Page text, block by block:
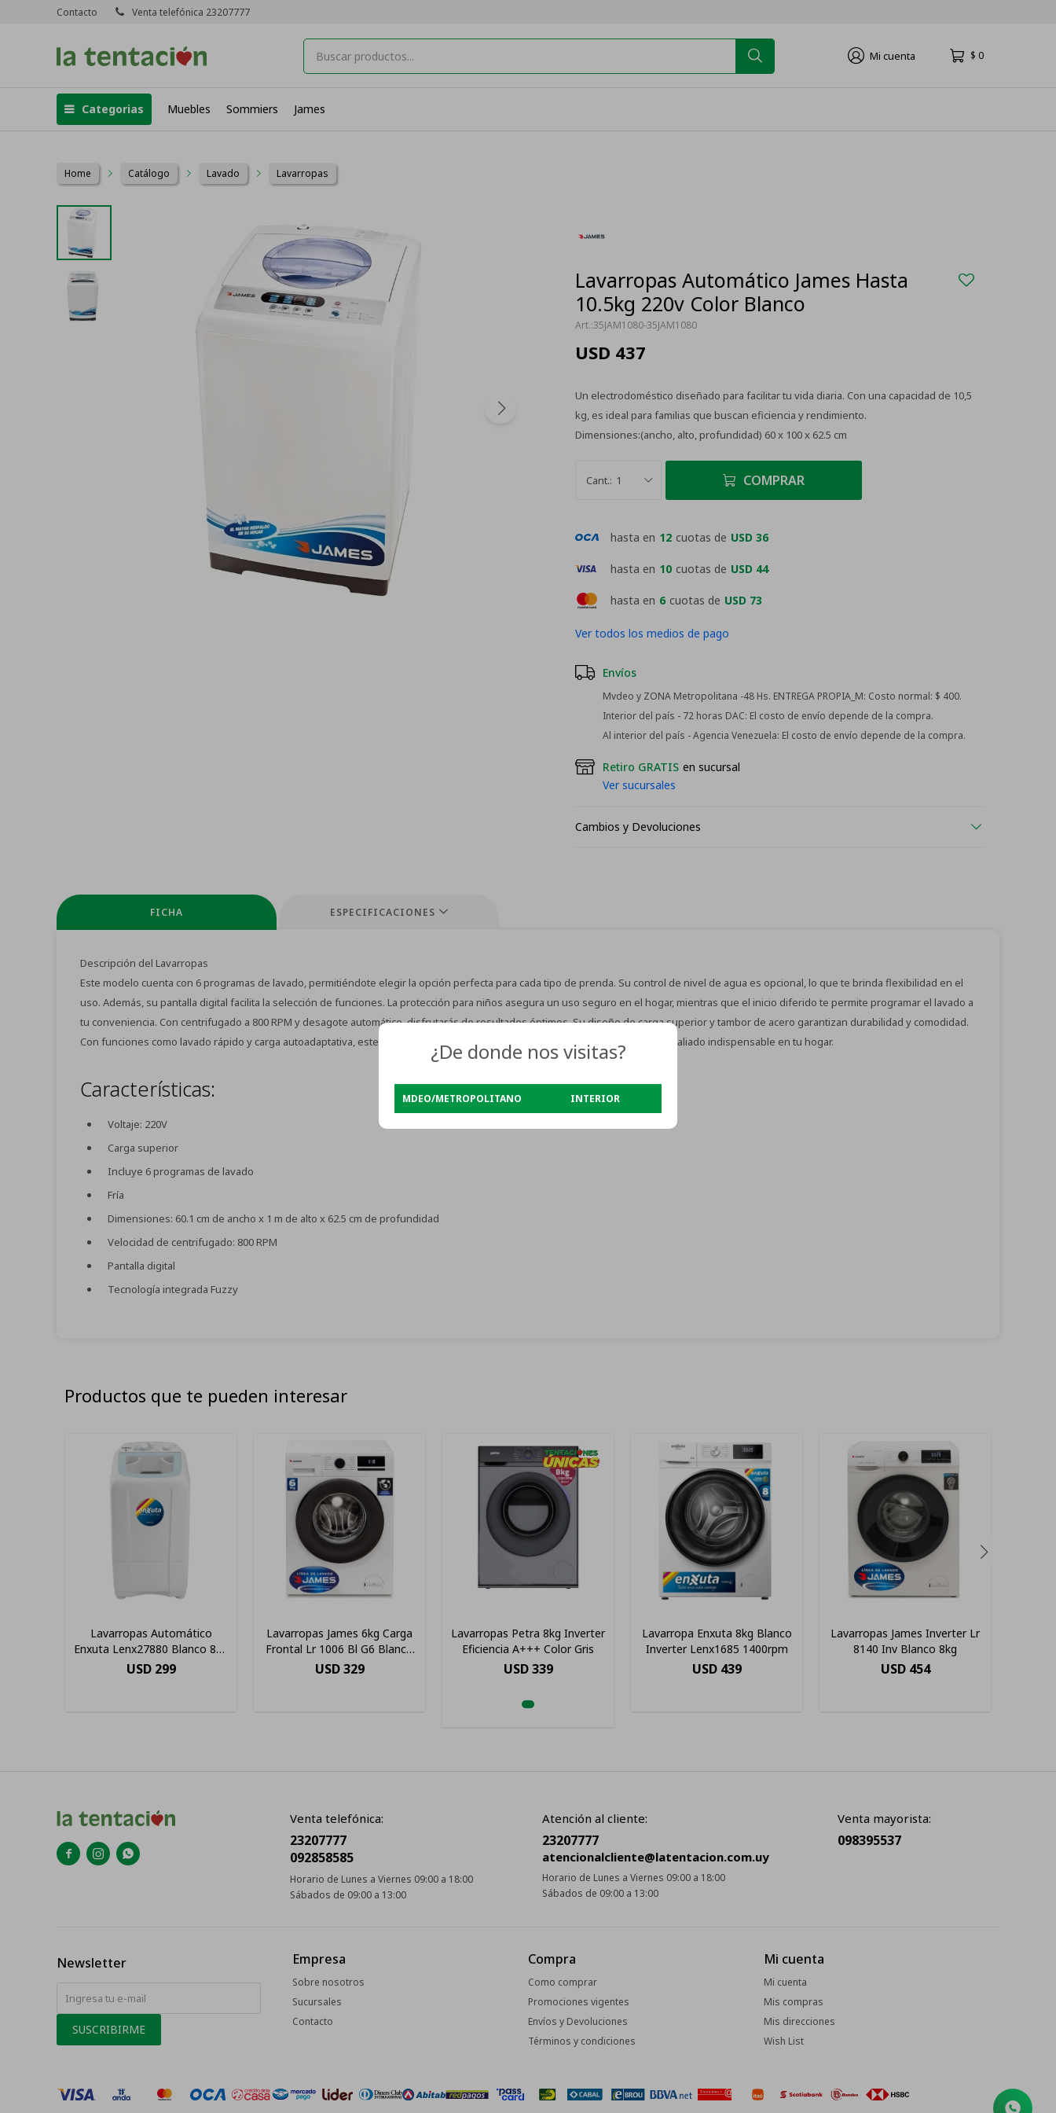
Categorias Muebles Sommiers James
$ 0
Contacto Venta telefónica 23207777
Home Catálogo Lavado Lavarropas
Lavarropas Automático James Hasta
10.5kg 220v Color Blanco
35JAM1080-35JAM1080
USD 437
Un electrodoméstico diseñado para facilitar tu vida diaria. Con una capacidad de 10,5
kg, es ideal para familias que buscan eficiencia y rendimiento.
Dimensiones:(ancho, alto, profundidad) 60 x 100 x 62.5 cm
1 COMPRAR
hasta en 6 cuotas de USD 73
hasta en 12 cuotas de USD 36
hasta en 10 cuotas de USD 44
Ver todos los medios de pago
Envíos
Mvdeo y ZONA Metropolitana -48 Hs. ENTREGA PROPIA_M: Costo normal: $ 400.
Interior del país - 72 horas DAC: El costo de envío depende de la compra.
Al interior del país - Agencia Venezuela: El costo de envío depende de la compra.
Retiro GRATIS en sucursal
Ver sucursales
Cambios y Devoluciones
FICHA ESPECIFICACIONES
Descripción del Lavarropas
Este modelo cuenta con 6 programas de lavado, permitiéndote elegir la opción perfecta para cada tipo de prenda. Su control de nivel de agua es opcional, lo que te brinda flexibilidad en el
uso. Además, su pantalla digital facilita la selección de funciones. La protección para niños asegura un uso seguro en el hogar, mientras que el inicio diferido te permite programar el lavado a
tu conveniencia. Con centrifugado a 800 RPM y desagote automático, disfrutarás de resultados óptimos. Su diseño de carga superior y tambor de acero garantizan durabilidad y comodidad.
Con funciones como lavado rápido y carga autoadaptativa, este lavarropas se adapta a tus necesidades, convirtiéndose en un aliado indispensable en tu hogar.
Características:
Voltaje: 220V
Carga superior
Incluye 6 programas de lavado
Fría
Dimensiones: 60.1 cm de ancho x 1 m de alto x 62.5 cm de profundidad
Velocidad de centrifugado: 800 RPM
Pantalla digital
Tecnología integrada Fuzzy
Productos que te pueden interesar
Lavarropas Automático
Enxuta Lenx27880 Blanco 8kg
220 V
USD 299
Lavarropas James 6kg Carga
Frontal Lr 1006 Bl G6 Blanco
Inverter Ltc
USD 329
Lavarropas Petra 8kg Inverter
Eficiencia A+++ Color Gris
USD 339
Lavarropa Enxuta 8kg Blanco
Inverter Lenx1685 1400rpm
USD 439
Lavarropas James Inverter Lr
8140 Inv Blanco 8kg
USD 454
  
Venta telefónica:
23207777
092858585
Horario de Lunes a Viernes 09:00 a 18:00
Sábados de 09:00 a 13:00
Atención al cliente:
23207777
atencionalcliente@latentacion.com.uy
Horario de Lunes a Viernes 09:00 a 18:00
Sábados de 09:00 a 13:00
Venta mayorista:
098395537
Empresa
Sobre nosotros
Sucursales
Contacto
Compra
Como comprar
Promociones vigentes
Envíos y Devoluciones
Términos y condiciones
Mi cuenta
Mi cuenta
Mis compras
Mis direcciones
Wish List
Newsletter
SUSCRIBIRME
¿De donde nos visitas?
MDEO/METROPOLITANO INTERIOR